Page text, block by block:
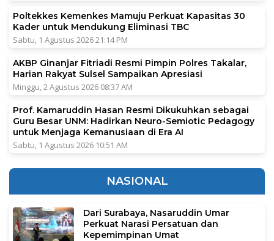
Poltekkes Kemenkes Mamuju Perkuat Kapasitas 30
Kader untuk Mendukung Eliminasi TBC
Sabtu, 1 Agustus 2026 21:14 PM
AKBP Ginanjar Fitriadi Resmi Pimpin Polres Takalar,
Harian Rakyat Sulsel Sampaikan Apresiasi
Minggu, 2 Agustus 2026 08:37 AM
Prof. Kamaruddin Hasan Resmi Dikukuhkan sebagai
Guru Besar UNM: Hadirkan Neuro-Semiotic Pedagogy
untuk Menjaga Kemanusiaan di Era AI
Sabtu, 1 Agustus 2026 10:51 AM
NASIONAL
Dari Surabaya, Nasaruddin Umar
Perkuat Narasi Persatuan dan
Kepemimpinan Umat